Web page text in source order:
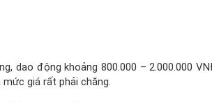
dao động khoảng 800.000 – 2.000.000
giá rất phải chăng.